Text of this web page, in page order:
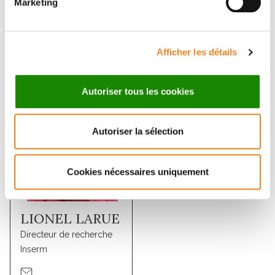
Afficher les détails
Autoriser tous les cookies
Autoriser la sélection
Cookies nécessaires uniquement
insights into melanoma therapy.
LIONEL LARUE
Directeur de recherche
Inserm